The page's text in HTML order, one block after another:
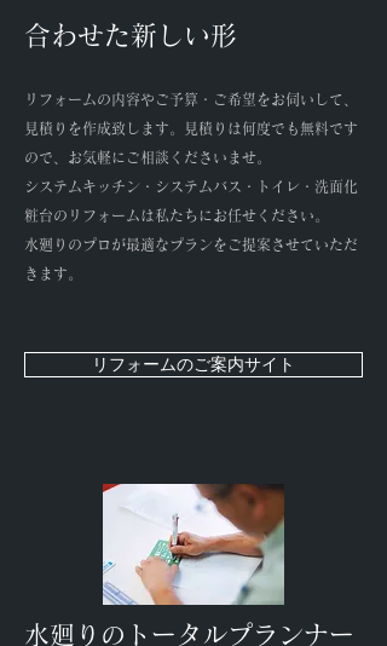
合わせた新しい形
リフォームの内容やご予算・ご希望をお伺いして、
見積りを作成致します。見積りは何度でも無料です
ので、お気軽にご相談くださいませ。
システムキッチン・システムバス・トイレ・洗面化
粧台のリフォームは私たちにお任せください。
水廻りのプロが最適なプランをご提案させていただ
きます。
リフォームのご案内サイト
​水廻りのトータルプランナー